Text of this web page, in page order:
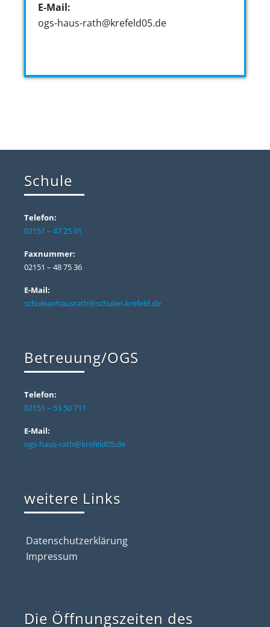
E-Mail:
ogs-haus-rath@krefeld05.de
Schule
Telefon:
02151 – 47 25 01
Faxnummer:
02151 – 48 75 36
E-Mail:
schuleanhausrath@schulen.krefeld.de
Betreuung/OGS
Telefon:
02151 – 53 50 711
E-Mail:
ogs-haus-rath@krefeld05.de
weitere Links
Datenschutzerklärung
Impressum
Die Öffnungszeiten des